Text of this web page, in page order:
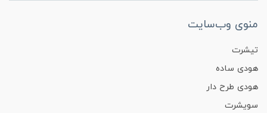
منوی وب‌سایت
تیشرت
هودی ساده
هودی طرح دار
سویشرت